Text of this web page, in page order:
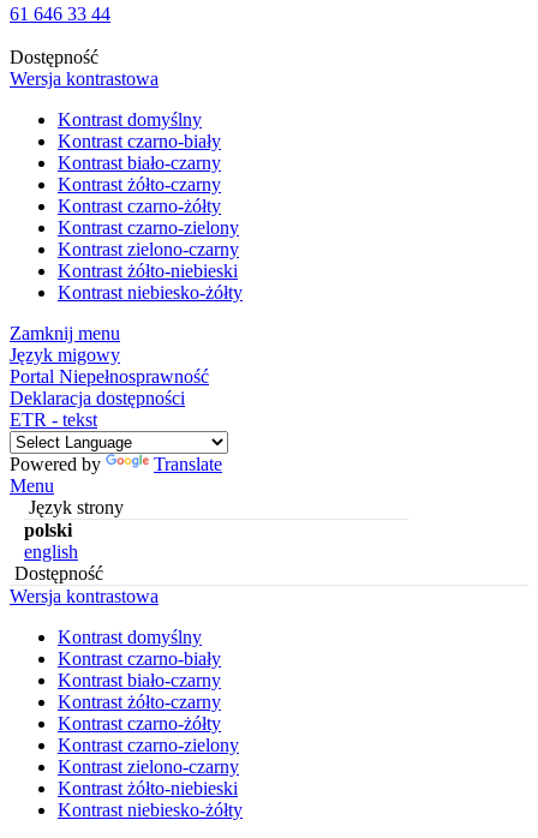
61 646 33 44
Dostępność
Wersja kontrastowa
Kontrast domyślny
Kontrast czarno-biały
Kontrast biało-czarny
Kontrast żółto-czarny
Kontrast czarno-żółty
Kontrast czarno-zielony
Kontrast zielono-czarny
Kontrast żółto-niebieski
Kontrast niebiesko-żółty
Zamknij menu
Język migowy
Portal Niepełnosprawność
Deklaracja dostępności
ETR - tekst
Powered by
Translate
Menu
Język strony
polski
english
Dostępność
Wersja kontrastowa
Kontrast domyślny
Kontrast czarno-biały
Kontrast biało-czarny
Kontrast żółto-czarny
Kontrast czarno-żółty
Kontrast czarno-zielony
Kontrast zielono-czarny
Kontrast żółto-niebieski
Kontrast niebiesko-żółty